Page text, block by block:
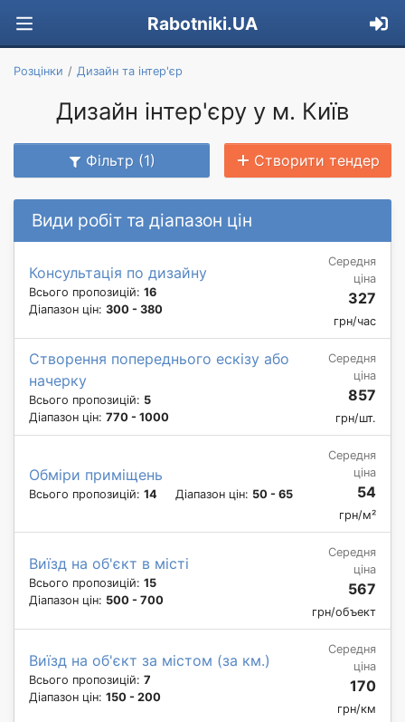
Rabotniki.UA
Розцінки Дизайн та інтер'єр
Дизайн інтер'єру у м. Київ
Фільтр (1) Створити тендер
Види робіт та діапазон цін
Консультація по дизайну
Всього пропозицій: 16
Діапазон цін: 300 - 380
Середня
ціна
327
грн/час
Створення попереднього ескізу або
начерку
Всього пропозицій: 5
Діапазон цін: 770 - 1000
Середня
ціна
857
грн/шт.
Обміри приміщень
Всього пропозицій: 14 Діапазон цін: 50 - 65
Середня
ціна
54
грн/м²
Виїзд на об'єкт в місті
Всього пропозицій: 15
Діапазон цін: 500 - 700
Середня
ціна
567
грн/объект
Виїзд на об'єкт за містом (за км.)
Всього пропозицій: 7
Діапазон цін: 150 - 200
Середня
ціна
170
грн/км